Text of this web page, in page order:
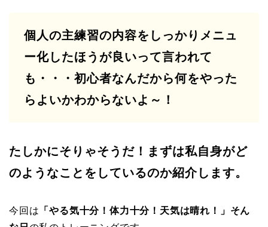
個人の主練習の内容をしっかりメニュ
ー化したほうが良いって言われて
も・・・初心者なんだから何をやった
らよいかわからないよ～！
たしかにそりゃそうだ！まずは私自身がど
のようなことをしているのか紹介します。
今回は 「やる気十分！体力十分！天気は晴れ！」そん